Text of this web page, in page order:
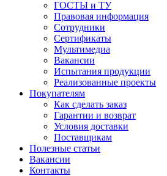
ГОСТЫ и ТУ
Правовая информация
Сотрудники
Сертификаты
Мультимедиа
Вакансии
Испытания продукции
Реализованные проекты
Покупателям
Как сделать заказ
Гарантии и возврат
Условия доставки
Поставщикам
Полезные статьи
Вакансии
Контакты